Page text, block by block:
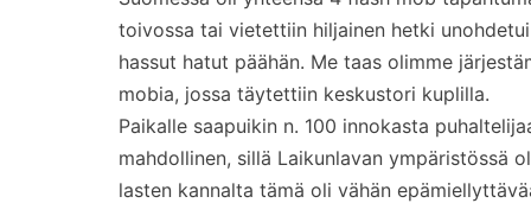
toivossa tai vietettiin hiljainen hetki
hassut hatut päähän. Me taas olimme
mobia, jossa täytettiin keskustori kuplilla.
Paikalle saapuikin n. 100 innokasta
mahdollinen, sillä Laikunlavan ympäristössä
lasten kannalta tämä oli vähän